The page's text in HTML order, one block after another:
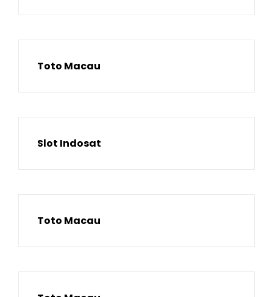
Toto Macau
Slot Indosat
Toto Macau